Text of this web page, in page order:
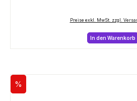
Preise exkl. MwSt. zzgl.
In den Warenkorb
Rabatt
%